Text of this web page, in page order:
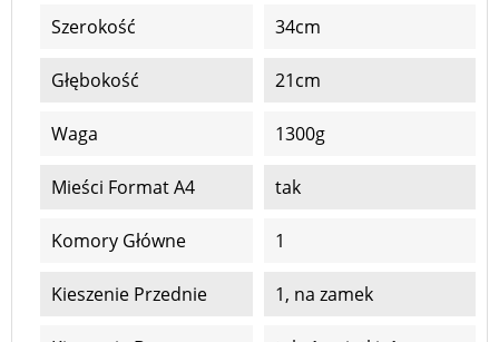
Szerokość 34cm
Głębokość 21cm
Waga 1300g
Mieści Format A4 tak
Komory Główne 1
Kieszenie Przednie 1, na zamek